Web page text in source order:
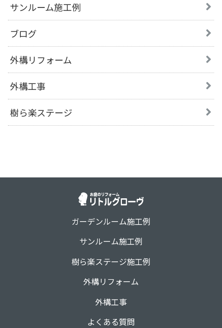
サンルーム施工例
ブログ
外構リフォーム
外構工事
樹ら楽ステージ
ガーデンルーム施工例
サンルーム施工例
樹ら楽ステージ施工例
外構リフォーム
外構工事
よくある質問